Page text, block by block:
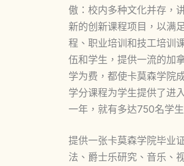
傲：校内多种文化并存，
新的创新课程项目，以满
程、职业培训和技工培训
伍和学生，提供一流的加
学为费，都使卡莫森学院
学分课程为学生提供了进
一年，就有多达750名学
提供一张卡莫森学院毕业
法、爵士乐研究、音乐、